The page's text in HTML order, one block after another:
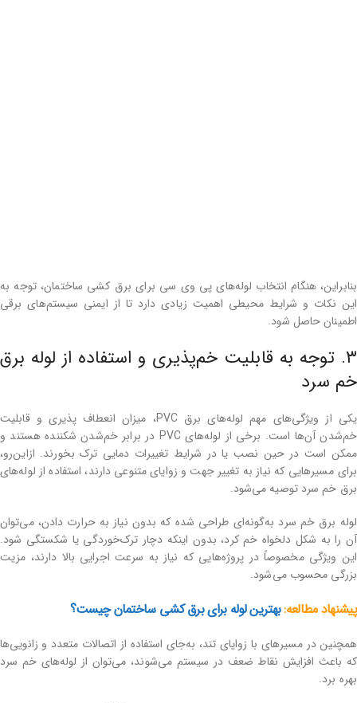
بنابراین، هنگام انتخاب لوله‌های پی وی سی برای برق ‌کشی ساختمان، توجه به
این نکات و شرایط محیطی اهمیت زیادی دارد تا از ایمنی سیستم‌های برقی
اطمینان حاصل شود.
۳. توجه به قابلیت خم‌پذیری و استفاده از لوله برق
خم سرد
یکی از ویژگی‌های مهم لوله‌های برق PVC، میزان انعطاف ‌پذیری و قابلیت
خم‌شدن آن‌ها است. برخی از لوله‌های PVC در برابر خم‌شدن شکننده هستند و
ممکن است در حین نصب یا در شرایط تغییرات دمایی ترک بخورند. ازاین‌رو،
برای مسیرهایی که نیاز به تغییر جهت و زوایای متنوعی دارند، استفاده از لوله‌های
برق خم سرد توصیه می‌شود.
لوله برق خم سرد به‌گونه‌ای طراحی شده که بدون نیاز به حرارت دادن، می‌توان
آن را به شکل دلخواه خم کرد، بدون اینکه دچار ترک‌خوردگی یا شکستگی شود.
این ویژگی مخصوصاً در پروژه‌هایی که نیاز به سرعت اجرایی بالا دارند، مزیت
بزرگی محسوب می‌شود.
پیشنهاد مطالعه:بهترین لوله برای برق‌ کشی ساختمان چیست؟
همچنین در مسیرهای با زوایای تند، به‌جای استفاده از اتصالات متعدد و زانویی‌ها
که باعث افزایش نقاط ضعف در سیستم می‌شوند، می‌توان از لوله‌های خم سرد
بهره برد.